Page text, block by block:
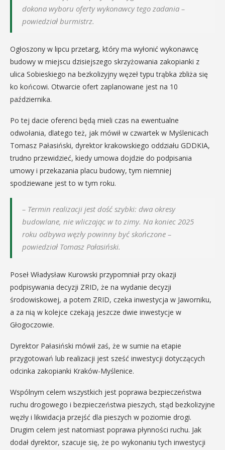
dokona wyboru oferty wykonawcy tego zadania –
powiedział burmistrz.
Ogłoszony w lipcu przetarg, który ma wyłonić wykonawcę
budowy w miejscu dzisiejszego skrzyżowania zakopianki z
ulica Sobieskiego na bezkolizyjny węzeł typu trąbka zbliża się
ko końcowi. Otwarcie ofert zaplanowane jest na 10
października.
Po tej dacie oferenci będą mieli czas na ewentualne
odwołania, dlatego też, jak mówił w czwartek w Myślenicach
Tomasz Pałasiński, dyrektor krakowskiego oddziału GDDKIA,
trudno przewidzieć, kiedy umowa dojdzie do podpisania
umowy i przekazania placu budowy, tym niemniej
spodziewane jest to w tym roku.
– Termin realizacji jest dość szybki: dwa okresy
budowlane, nie wliczając w to zimy. Na koniec 2025
roku odbywa węzły powinny być skończone –
powiedział Tomasz Pałasiński.
Poseł Władysław Kurowski przypomniał przy okazji
podpisywania decyzji ZRID, że na wydanie decyzji
środowiskowej, a potem ZRID, czeka inwestycja w Jaworniku,
a za nią w kolejce czekają jeszcze dwie inwestycje w
Głogoczowie.
Dyrektor Pałasiński mówił zaś, że w sumie na etapie
przygotowań lub realizacji jest sześć inwestycji dotyczących
odcinka zakopianki Kraków-Myślenice.
Wspólnym celem wszystkich jest poprawa bezpieczeństwa
ruchu drogowego i bezpieczeństwa pieszych, stąd bezkolizyjne
węzły i likwidacja przejść dla pieszych w poziomie drogi.
Drugim celem jest natomiast poprawa płynności ruchu. Jak
dodał dyrektor, szacuje się, że po wykonaniu tych inwestycji